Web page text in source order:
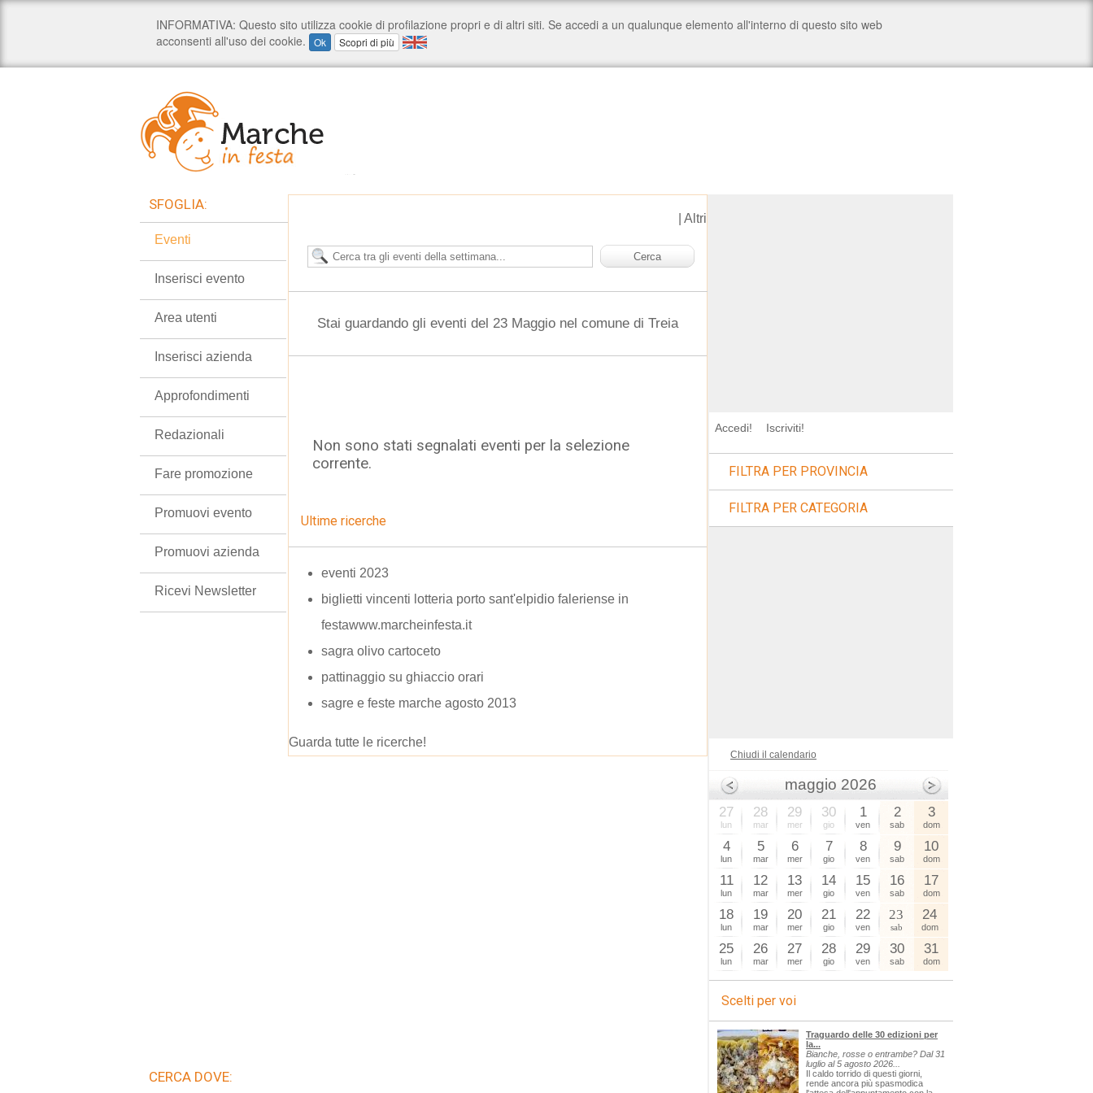
Altri
Stai guardando gli eventi del 23 Maggio nel comune di Treia
Non sono stati segnalati eventi per la selezione
corrente.
Ultime ricerche
eventi 2023
biglietti vincenti lotteria porto sant'elpidio faleriense in
festawww.marcheinfesta.it
sagra olivo cartoceto
pattinaggio su ghiaccio orari
sagre e feste marche agosto 2013
Guarda tutte le ricerche!
SFOGLIA:
Eventi
Inserisci evento
Area utenti
Inserisci azienda
Approfondimenti
Redazionali
Fare promozione
Promuovi evento
Promuovi azienda
Ricevi Newsletter
CERCA DOVE:
Accedi! Iscriviti!
FILTRA PER PROVINCIA
FILTRA PER CATEGORIA
Chiudi il calendario
maggio 2026
27
lun
28
mar
29
mer
30
gio
1
ven
2
sab
3
dom
4
lun
5
mar
6
mer
7
gio
8
ven
9
sab
10
dom
11
lun
12
mar
13
mer
14
gio
15
ven
16
sab
17
dom
18
lun
19
mar
20
mer
21
gio
22
ven
23
sab
24
dom
25
lun
26
mar
27
mer
28
gio
29
ven
30
sab
31
dom
Scelti per voi
Traguardo delle 30 edizioni per
la...
Bianche, rosse o entrambe? Dal 31
luglio al 5 agosto 2026...
Il caldo torrido di questi giorni,
rende ancora più spasmodica